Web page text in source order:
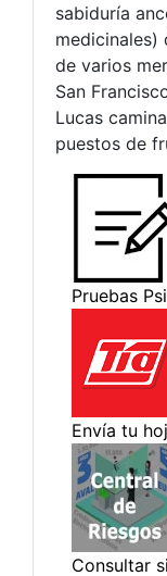
sabiduría
de varios
San
Lucas
puestos de